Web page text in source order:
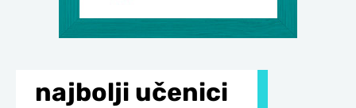
najbolji učenici